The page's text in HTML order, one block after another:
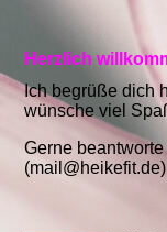
Herzlich
Ich begrüße dich
wünsche viel
Gerne